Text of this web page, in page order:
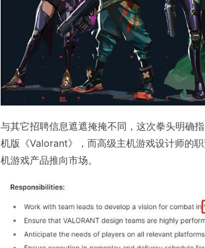
与其它招聘信息遮遮掩掩不同，这次拳头明确
机版《Valorant》，而高级主机游戏设计师的
机游戏产品推向市场。